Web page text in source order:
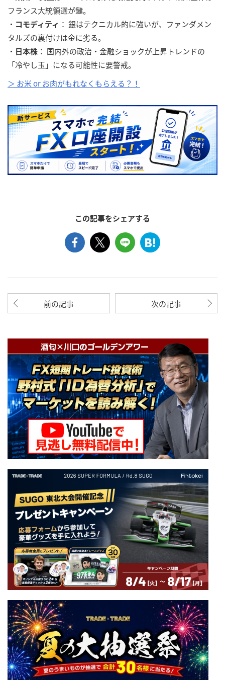
フランス大統領選が鍵。
・ コモディティ ： 銀はテクニカル的に強いが、ファンダメン
タルズの裏付けは金に劣る。
・ 日本株 ： 国内外の政治・金融ショックが上昇トレンドの
「冷やし玉」になる可能性に要警戒。
＞ お米 or お肉がもれなくもらえる？！
この記事をシェアする
前の記事 次の記事